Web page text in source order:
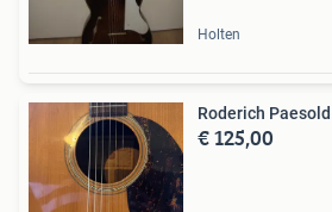
Holten
Roderich
€ 125,00